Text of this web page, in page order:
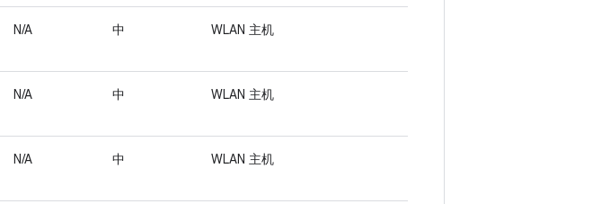
N/A 中 WLAN 主机
N/A 中 WLAN 主机
N/A 中 WLAN 主机